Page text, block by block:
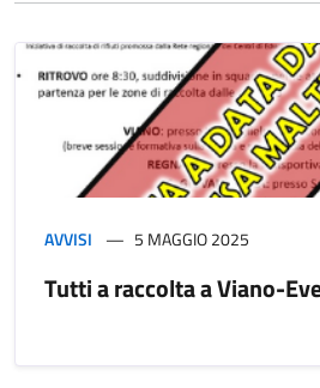
AVVISI 5 MAGGIO 2025
Tutti a raccolta a Viano-